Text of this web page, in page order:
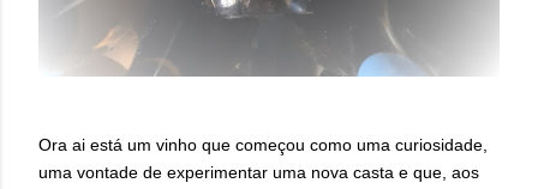
Ora ai está um vinho que começou como uma curiosidade,
uma vontade de experimentar uma nova casta e que, aos